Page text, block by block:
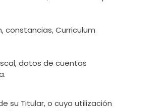
constancias, Curriculum
datos de cuentas
su Titular, o cuya utilización